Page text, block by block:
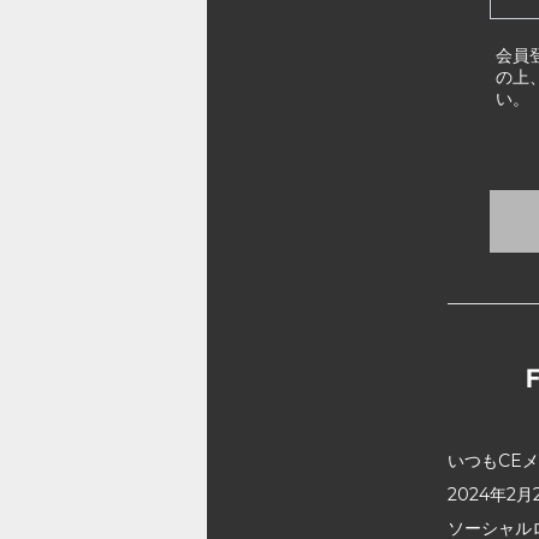
会員
の上
い。
いつもCE
2024年2月
ソーシャ